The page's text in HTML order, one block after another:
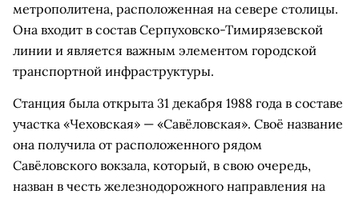
метрополитена, расположенная на севере столицы.
Она входит в состав Серпуховско-Тимирязевской
линии и является важным элементом городской
транспортной инфраструктуры.
Станция была открыта 31 декабря 1988 года в составе
участка «Чеховская» — «Савёловская». Своё название
она получила от расположенного рядом
Савёловского вокзала, который, в свою очередь,
назван в честь железнодорожного направления на